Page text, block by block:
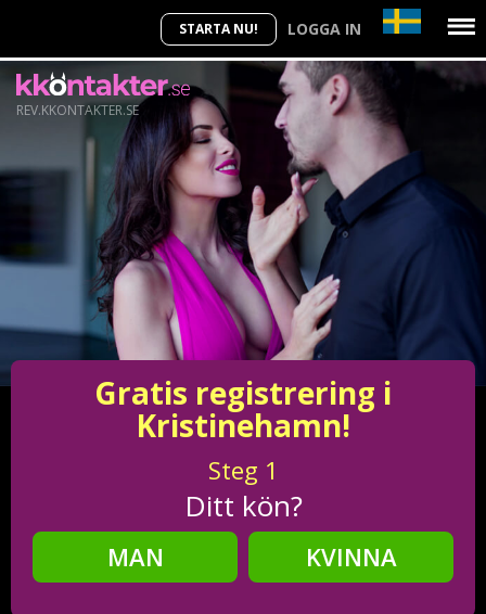
STARTA NU! LOGGA IN
REV.KKONTAKTER.SE
Gratis registrering i
Kristinehamn!
Steg 1
Ditt kön?
MAN
KVINNA